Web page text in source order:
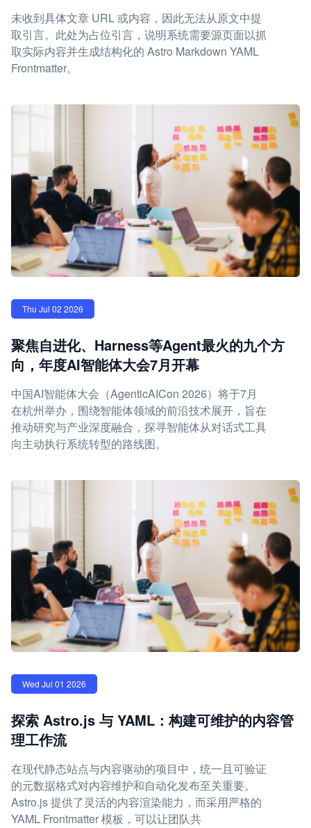
未收到具体文章 URL 或内容，因此无法从原文中提
取引言。此处为占位引言，说明系统需要源页面以抓
取实际内容并生成结构化的 Astro Markdown YAML
Frontmatter。
Thu Jul 02 2026
聚焦自进化、Harness等Agent最火的九个方
向，年度AI智能体大会7月开幕
中国AI智能体大会（AgenticAICon 2026）将于7月
在杭州举办，围绕智能体领域的前沿技术展开，旨在
推动研究与产业深度融合，探寻智能体从对话式工具
向主动执行系统转型的路线图。
Wed Jul 01 2026
探索 Astro.js 与 YAML：构建可维护的内容管
理工作流
在现代静态站点与内容驱动的项目中，统一且可验证
的元数据格式对内容维护和自动化发布至关重要。
Astro.js 提供了灵活的内容渲染能力，而采用严格的
YAML Frontmatter 模板，可以让团队共